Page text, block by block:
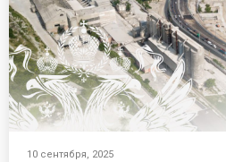
10 сентября, 2025